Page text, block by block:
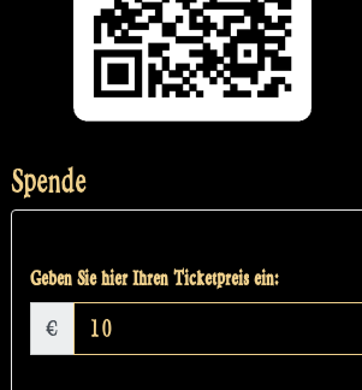
Spende
Geben Sie hier Ihren Ticketpreis ein:
€